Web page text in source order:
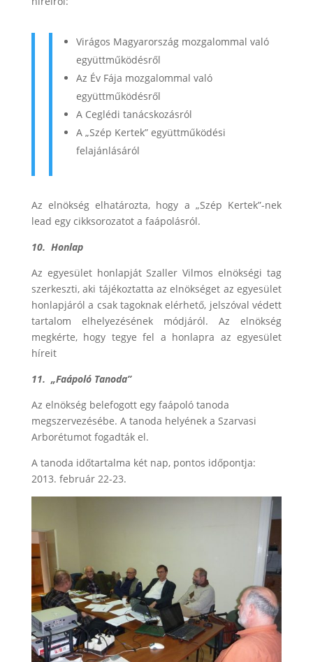
Virágos Magyarország mozgalommal való
együttműködésről
Az Év Fája mozgalommal való
együttműködésről
A Ceglédi tanácskozásról
A „Szép Kertek” együttműködési
felajánlásáról
Az elnökség elhatározta, hogy a „Szép Kertek”-nek
lead egy cikksorozatot a faápolásról.
10. Honlap
Az egyesület honlapját Szaller Vilmos elnökségi tag
szerkeszti, aki tájékoztatta az elnökséget az egyesület
honlapjáról a csak tagoknak elérhető, jelszóval védett
tartalom elhelyezésének módjáról. Az elnökség
megkérte, hogy tegye fel a honlapra az egyesület
híreit
11. „Faápoló Tanoda”
Az elnökség belefogott egy faápoló tanoda
megszervezésébe. A tanoda helyének a Szarvasi
Arborétumot fogadták el.
A tanoda időtartalma két nap, pontos időpontja:
2013. február 22-23.